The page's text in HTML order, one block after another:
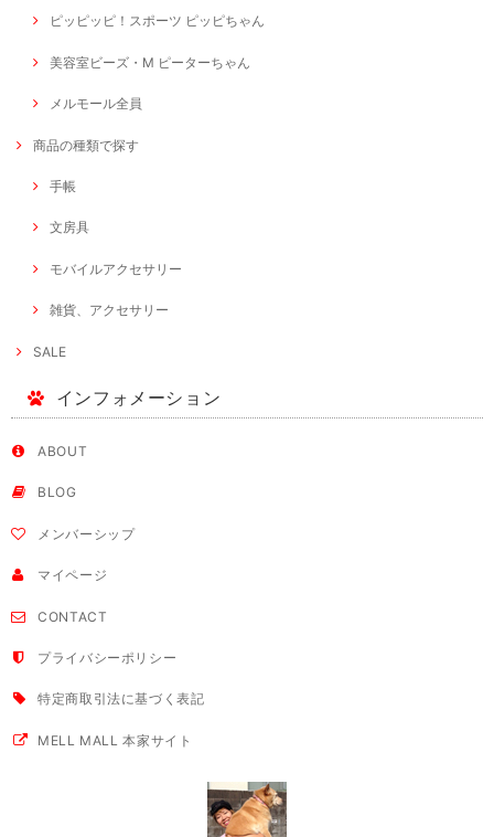
ピッピッピ！スポーツ ピッピちゃん
美容室ビーズ・M ピーターちゃん
メルモール全員
商品の種類で探す
手帳
文房具
モバイルアクセサリー
雑貨、アクセサリー
SALE
インフォメーション
ABOUT
BLOG
メンバーシップ
マイページ
CONTACT
プライバシーポリシー
特定商取引法に基づく表記
MELL MALL 本家サイト